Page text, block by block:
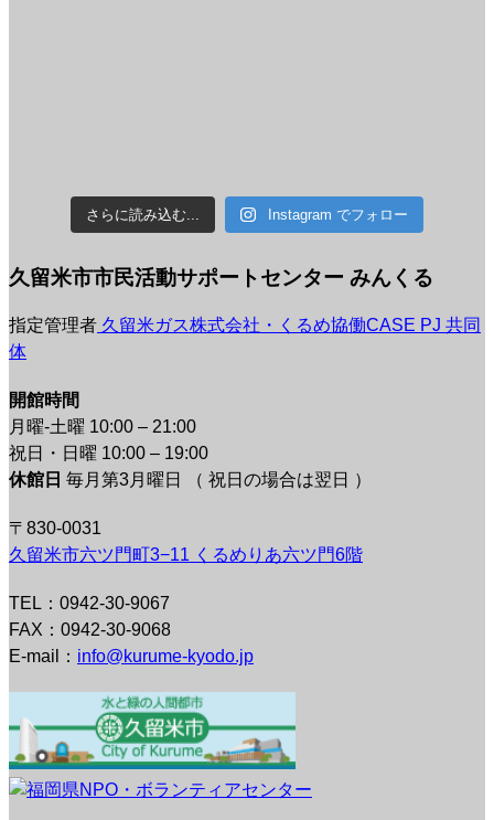
さらに読み込む... Instagram でフォロー
久留米市市民活動サポートセンター みんくる
指定管理者 久留米ガス株式会社・くるめ協働CASE PJ 共同
体
開館時間
月曜-土曜 10:00 – 21:00
祝日・日曜 10:00 – 19:00
休館日 毎月第3月曜日 （ 祝日の場合は翌日 ）
〒830-0031
久留米市六ツ門町3−11 くるめりあ六ツ門6階
TEL：0942-30-9067
FAX：0942-30-9068
E-mail： info@kurume-kyodo.jp